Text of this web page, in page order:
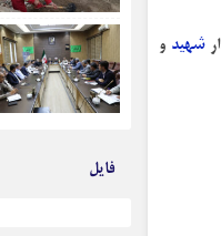
شهید و
فایل